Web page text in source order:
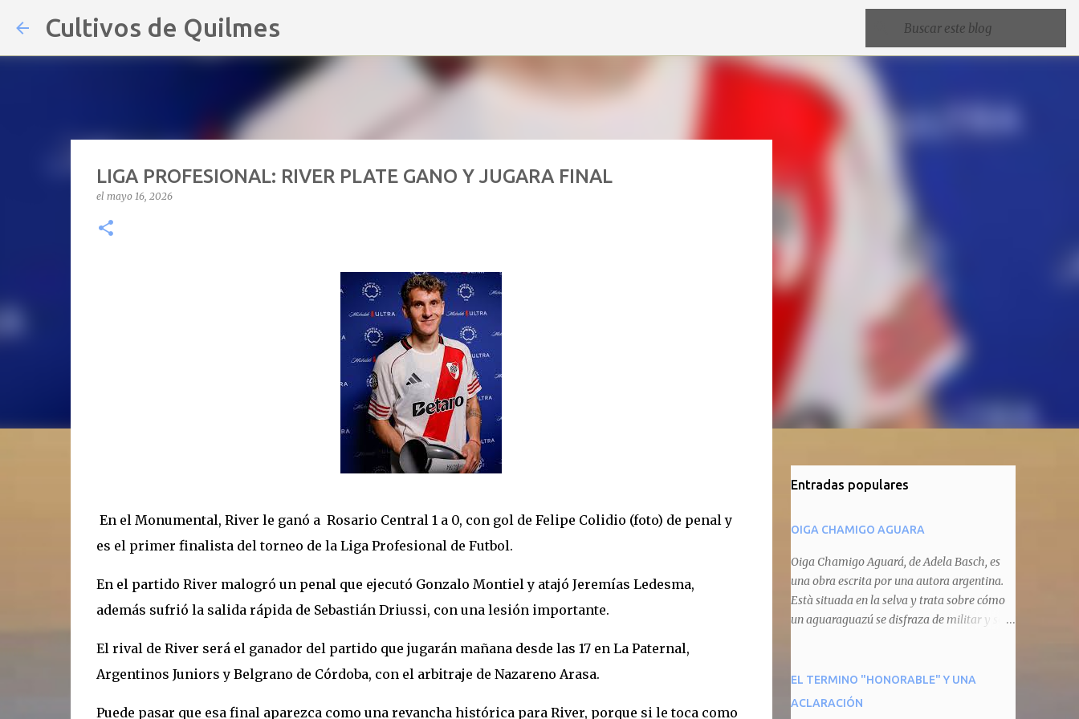
Cultivos de Quilmes
LIGA PROFESIONAL: RIVER PLATE GANO Y JUGARA FINAL
el mayo 16, 2026
En el Monumental, River le ganó a Rosario Central 1 a 0, con gol de Felipe Colidio (foto) de penal y
es el primer finalista del torneo de la Liga Profesional de Futbol.
En el partido River malogró un penal que ejecutó Gonzalo Montiel y atajó Jeremías Ledesma,
además sufrió la salida rápida de Sebastián Driussi, con una lesión importante.
El rival de River será el ganador del partido que jugarán mañana desde las 17 en La Paternal,
Argentinos Juniors y Belgrano de Córdoba, con el arbitraje de Nazareno Arasa.
Puede pasar que esa final aparezca como una revancha histórica para River, porque si le toca como
Entradas populares
OIGA CHAMIGO AGUARA
Oiga Chamigo Aguará, de Adela Basch, es
una obra escrita por una autora argentina.
Està situada en la selva y trata sobre cómo
un aguaraguazú se disfraza de militar y se
animal que pretenda circular por ahí. En
primera instancia aparece Teteu, el tero,
EL TERMINO "HONORABLE" Y UNA
ACLARACIÓN